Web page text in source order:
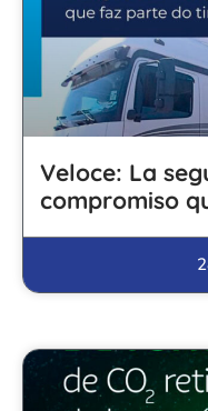
Veloce: La
compromiso